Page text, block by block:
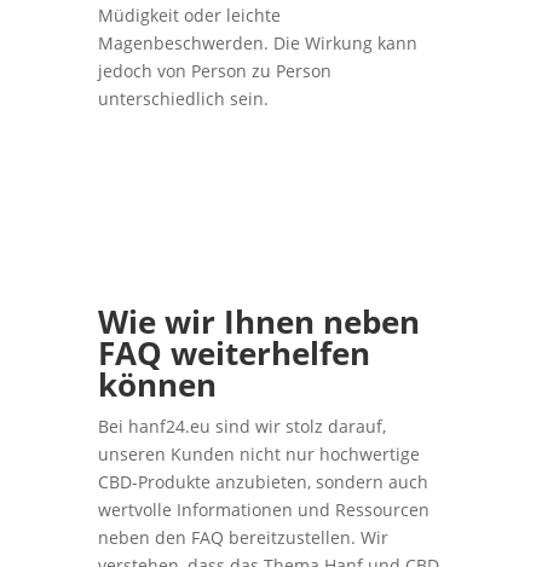
Müdigkeit oder leichte
Magenbeschwerden. Die Wirkung kann
jedoch von Person zu Person
unterschiedlich sein.
Wie wir Ihnen neben
FAQ weiterhelfen
können
Bei hanf24.eu sind wir stolz darauf,
unseren Kunden nicht nur hochwertige
CBD-Produkte anzubieten, sondern auch
wertvolle Informationen und Ressourcen
neben den FAQ bereitzustellen. Wir